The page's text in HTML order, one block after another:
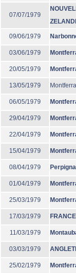
07/07/1979
09/06/1979
03/06/1979
20/05/1979
13/05/1979
06/05/1979
29/04/1979
22/04/1979
15/04/1979
08/04/1979
01/04/1979
25/03/1979
17/03/1979 FRANCE
11/03/1979
03/03/1979
25/02/1979